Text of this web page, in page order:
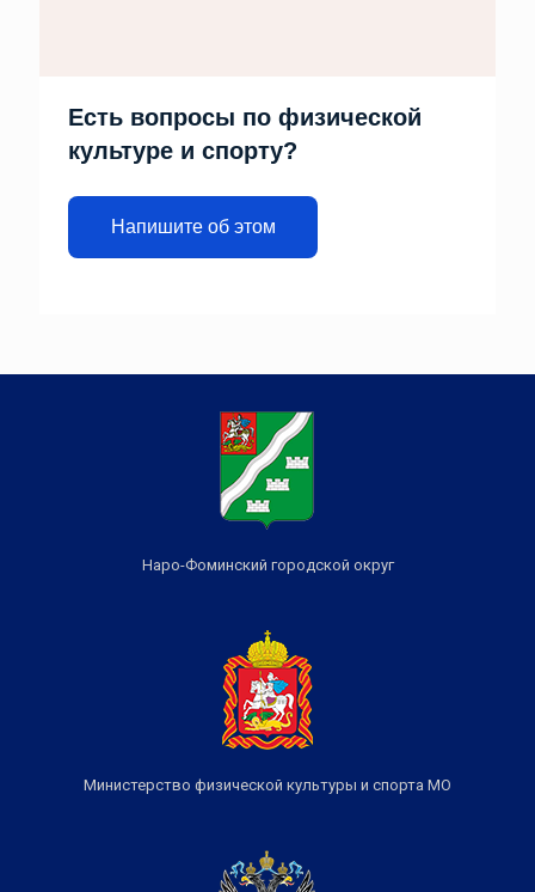
Есть вопросы по физической
культуре и спорту?
Напишите об этом
Наро-Фоминский городской округ
Министерство физической культуры и спорта МО